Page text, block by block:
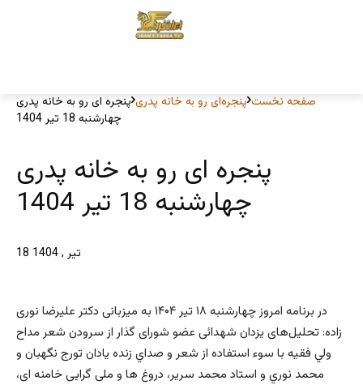
صفحه نخست پنجره‌ای رو به خانه پدری پنجره ای رو به خانه پدری
چهارشنبه 18 تیر 1404
پنجره ای رو به خانه پدری
چهارشنبه 18 تیر 1404
18 تیر , 1404
در برنامه امروز چهارشنبه ۱۸ تیر ۱۴۰۴ به میزبانی دکتر علیرضا نوری
زاده: تحلیل‌های یزدان شهدائی عضو شورای گذار از سرودن شعر مداح
ولي فقيه با سوء استفاده از شعر و صداي زنده يادان تورج نگهبان و
محمد نوري و استاد محمد سرير، دروغ ها و ملی گرایی خامنه ای،